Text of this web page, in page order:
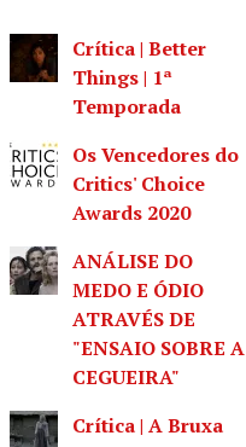
2022
Crítica | Better
Things | 1ª
Temporada
Os Vencedores do
Critics' Choice
Awards 2020
ANÁLISE DO
MEDO E ÓDIO
ATRAVÉS DE
"ENSAIO SOBRE A
CEGUEIRA"
Crítica | A Bruxa